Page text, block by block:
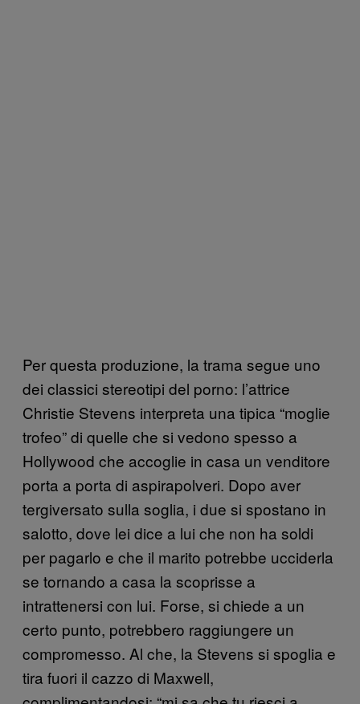
Per questa produzione, la trama segue uno
dei classici stereotipi del porno: l’attrice
Christie Stevens interpreta una tipica “moglie
trofeo” di quelle che si vedono spesso a
Hollywood che accoglie in casa un venditore
porta a porta di aspirapolveri. Dopo aver
tergiversato sulla soglia, i due si spostano in
salotto, dove lei dice a lui che non ha soldi
per pagarlo e che il marito potrebbe ucciderla
se tornando a casa la scoprisse a
intrattenersi con lui. Forse, si chiede a un
certo punto, potrebbero raggiungere un
compromesso. Al che, la Stevens si spoglia e
tira fuori il cazzo di Maxwell,